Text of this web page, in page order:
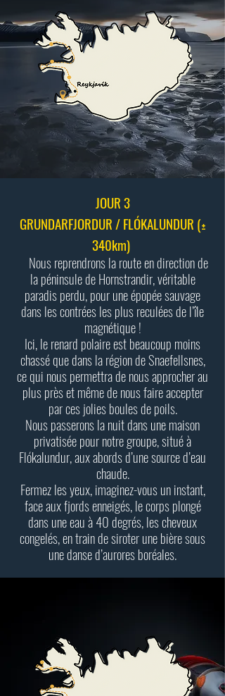
JOUR 3
GRUNDARFJORDUR / FLÓKALUNDUR (±
340km)
Nous reprendrons la route en direction de
la péninsule de Hornstrandir, véritable
paradis perdu, pour une épopée sauvage
dans les contrées les plus reculées de l’île
magnétique !
Ici, le renard polaire est beaucoup moins
chassé que dans la région de Snaefellsnes,
ce qui nous permettra de nous approcher au
plus près et même de nous faire accepter
par ces jolies boules de poils.
Nous passerons la nuit dans une maison
privatisée pour notre groupe, situé à
Flókalundur, aux abords d’une source d’eau
chaude.
Fermez les yeux, imaginez-vous un instant,
face aux fjords enneigés, le corps plongé
dans une eau à 40 degrés, les cheveux
congelés, en train de siroter une bière sous
une danse d’aurores boréales.